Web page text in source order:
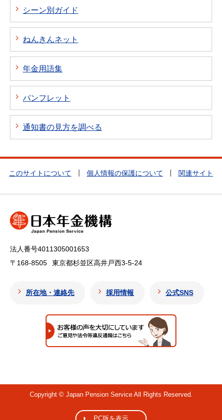
シーン別ガイド
ねんきんネット
年金用語集
パンフレット
通知書の見方を調べる
このサイトについて 個人情報の保護について 関連サイト
法人番号4011305001653
〒168-8505
東京都杉並区高井戸西3-5-24
所在地・連絡先 採用情報 公式SNS
Copyright © Japan Pension Service All Rights Reserved.
PC版を表示